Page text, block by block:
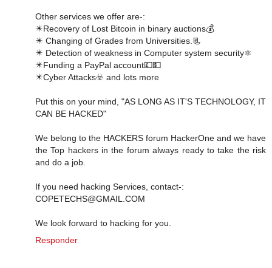
Other services we offer are-:
✴️Recovery of Lost Bitcoin in binary auctions💰
✴️ Changing of Grades from Universities.📃
✴️ Detection of weakness in Computer system security⚛️
✴️Funding a PayPal account💷💵
✴️Cyber Attacks☣️ and lots more
Put this on your mind, "AS LONG AS IT'S TECHNOLOGY, IT
CAN BE HACKED"
We belong to the HACKERS forum HackerOne and we have
the Top hackers in the forum always ready to take the risk
and do a job.
If you need hacking Services, contact-:
COPETECHS@GMAIL.COM
We look forward to hacking for you.
Responder